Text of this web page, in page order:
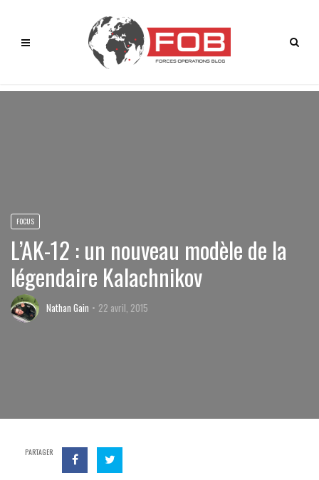
FOCUS
L’AK-12 : un nouveau modèle de la
légendaire Kalachnikov
Nathan Gain 22 avril, 2015
PARTAGER